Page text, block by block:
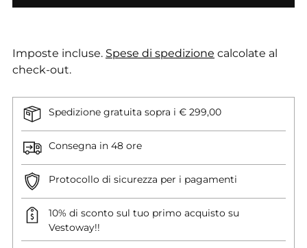
Imposte incluse. Spese di spedizione calcolate al
check-out.
Spedizione gratuita sopra i € 299,00
Consegna in 48 ore
Protocollo di sicurezza per i pagamenti
10% di sconto sul tuo primo acquisto su
Vestoway!!